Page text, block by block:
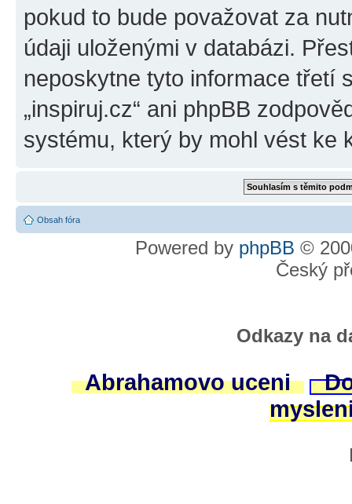
pokud to bude považovat za
údaji uloženými v databázi.
neposkytne tyto informace třetí
„inspiruj.cz“ ani phpBB
systému, který by mohl vést ke
Obsah fóra
Powered by phpBB ©
Český
Odkazy na
Abrahamovo uceni